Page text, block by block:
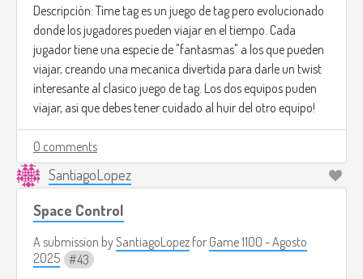
Descripción: Time tag es un juego de tag pero evolucionado
donde los jugadores pueden viajar en el tiempo. Cada
jugador tiene una especie de "fantasmas" a los que pueden
viajar, creando una mecanica divertida para darle un twist
interesante al clasico juego de tag. Los dos equipos puden
viajar, asi que debes tener cuidado al huir del otro equipo!
0 comments
SantiagoLopez
Space Control
A submission bySantiagoLopez for Game 1100 - Agosto
2025
43